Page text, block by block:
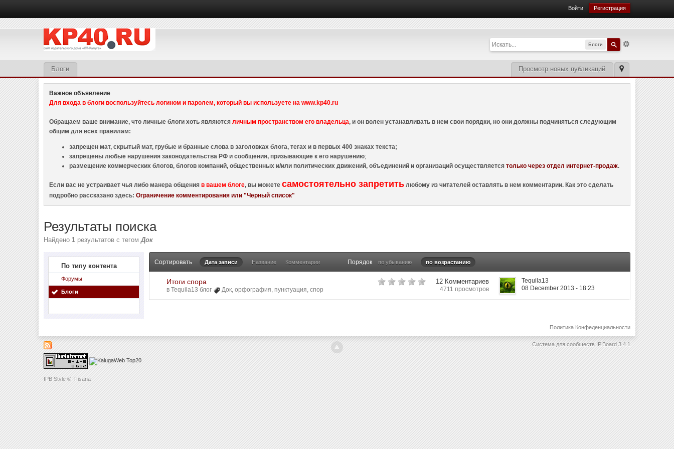
IPB Style © Fisana
Войти Регистрация
Блоги
Просмотр новых публикаций
Блоги
Важное объявление
Для входа в блоги воспользуйтесь логином и паролем, который вы используете на www.kp40.ru
Обращаем ваше внимание, что личные блоги хоть являютсяличным пространством его владельца, и он волен устанавливать в нем свои порядки, но они должны подчиняться следующим
общим для всех правилам:
запрещен мат, скрытый мат, грубые и бранные слова в заголовках блога, тегах и в первых 400 знаках текста;
запрещены любые нарушения законодательства РФ и сообщения, призывающие к его нарушению;
размещение коммерческих блогов, блогов компаний, общественных и/или политических движений, объединений и организаций осуществляетсятолько через отдел интернет-продаж.
Если вас не устраивает чья либо манера общенияв вашем блоге, вы можетесамостоятельно запретить любому из читателей оставлять в нем комментарии. Как это сделать
подробно рассказано здесь:Ограничение комментирования или "Черный список"
Результаты поиска
Найдено1 результатов с тегомДок
По типу контента
Форумы
Блоги
Сортировать Дата записи Название Комментарии Порядок по убыванию по возрастанию
Итоги спора
вTequila13 блог Док,орфография,пунктуация,спор
12 Комментариев
4711 просмотров
Tequila13
08 December 2013 - 18:23
Политика Конфеденциальности
Система для сообществ IP.Board 3.4.1